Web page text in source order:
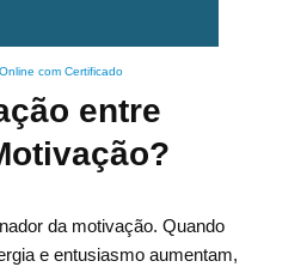
com Certificado
entre
da motivação. Quando
e entusiasmo aumentam,